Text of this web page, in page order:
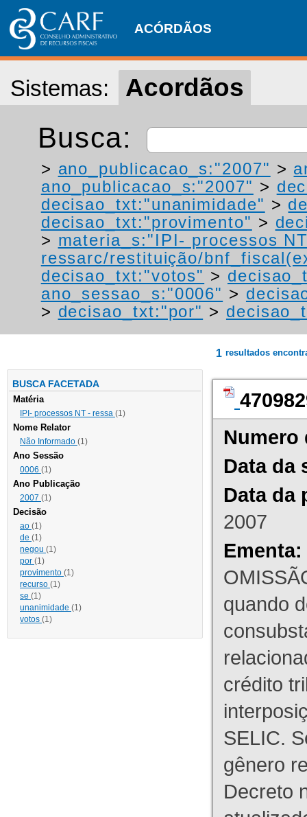
ACÓRDÃOS
Sistemas: Acordãos
Busca:
> ano_publicacao_s:"2007" >
ano_publicacao_s:"2007" >
decisao_txt:"unanimidade" >
decisao_txt:"provimento" >
> materia_s:"IPI- processos
ressarc/restituição/
decisao_txt:"votos" >
ano_sessao_s:"0006" >
> decisao_txt:"por" >
BUSCA FACETADA
Matéria
IPI- processos NT - ressa (1)
Nome Relator
Não Informado (1)
Ano Sessão
0006 (1)
Ano Publicação
2007 (1)
Decisão
ao (1)
de (1)
negou (1)
por (1)
provimento (1)
recurso (1)
se (1)
unanimidade (1)
votos (1)
1 resultados
Numero
Data da
Data da
2007
Ementa:
quando
crédito
SELIC.
gênero
Decreto